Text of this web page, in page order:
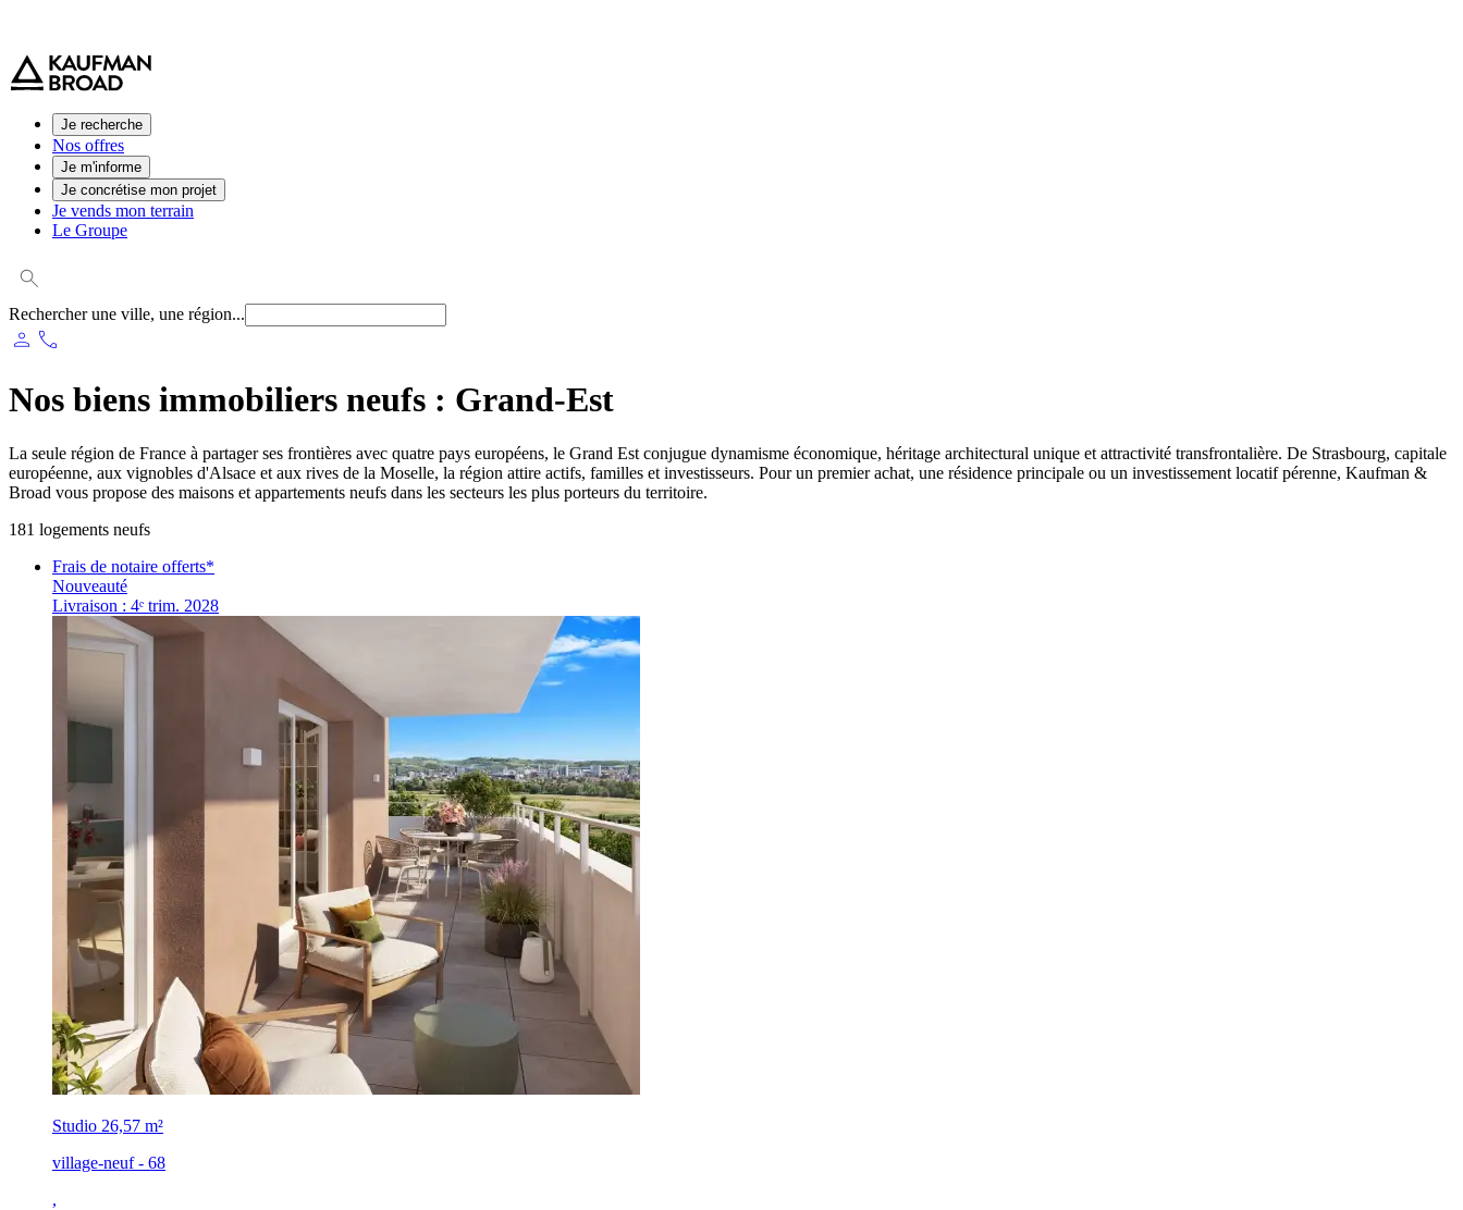
Je recherche
Nos offres
Je m'informe
Je concrétise mon projet
Je vends mon terrain
Le Groupe
Rechercher une ville, une région...
person phone
Nos biens immobiliers neufs : Grand-Est
La seule région de France à partager ses frontières avec quatre pays européens, le Grand Est conjugue dynamisme économique, héritage architectural unique et attractivité transfrontalière. De Strasbourg, capitale
européenne, aux vignobles d'Alsace et aux rives de la Moselle, la région attire actifs, familles et investisseurs. Pour un premier achat, une résidence principale ou un investissement locatif pérenne, Kaufman &
Broad vous propose des maisons et appartements neufs dans les secteurs les plus porteurs du territoire.
181 logements neufs
Frais de notaire offerts*
Nouveauté
Livraison : 4ᵉ trim. 2028
Studio 26,57 m²
village-neuf - 68
,